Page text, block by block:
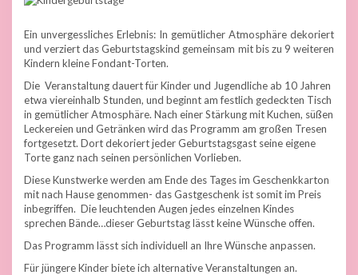
Ein unvergessliches Erlebnis: In gemütlicher Atmosphäre dekoriert
und verziert das Geburtstagskind gemeinsam mit bis zu 9 weiteren
Kindern kleine Fondant-Torten.
Die Veranstaltung dauert für Kinder und Jugendliche ab 10 Jahren
etwa viereinhalb Stunden, und beginnt am festlich gedeckten Tisch
in gemütlicher Atmosphäre. Nach einer Stärkung mit Kuchen, süßen
Leckereien und Getränken wird das Programm am großen Tresen
fortgesetzt. Dort dekoriert jeder Geburtstagsgast seine eigene
Torte ganz nach seinen persönlichen Vorlieben.
Diese Kunstwerke werden am Ende des Tages im Geschenkkarton
mit nach Hause genommen- das Gastgeschenk ist somit im Preis
inbegriffen. Die leuchtenden Augen jedes einzelnen Kindes
sprechen Bände…dieser Geburtstag lässt keine Wünsche offen.
Das Programm lässt sich individuell an Ihre Wünsche anpassen.
Für jüngere Kinder biete ich alternative Veranstaltungen an.